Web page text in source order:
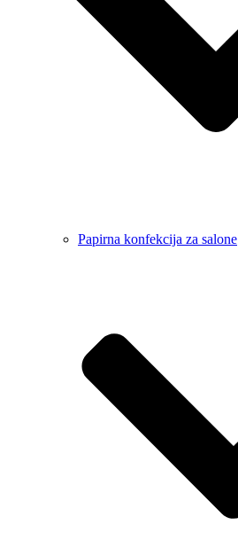
Papirna konfekcija za salone